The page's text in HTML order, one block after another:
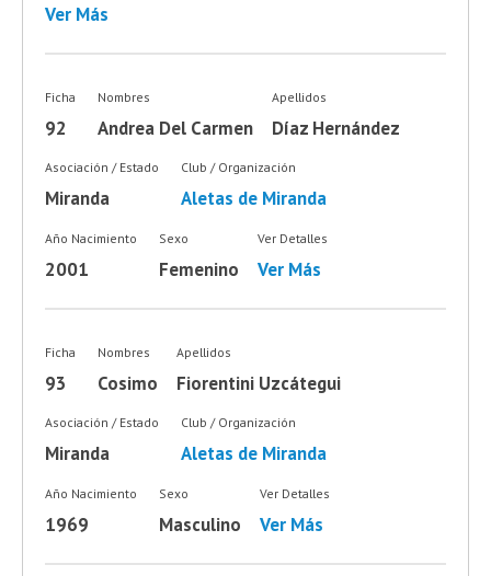
Ver Más
Ficha
92
Nombres
Andrea Del Carmen
Apellidos
Díaz Hernández
Asociación / Estado
Miranda
Club / Organización
Aletas de Miranda
Año Nacimiento
2001
Sexo
Femenino
Ver Detalles
Ver Más
Ficha
93
Nombres
Cosimo
Apellidos
Fiorentini Uzcátegui
Asociación / Estado
Miranda
Club / Organización
Aletas de Miranda
Año Nacimiento
1969
Sexo
Masculino
Ver Detalles
Ver Más